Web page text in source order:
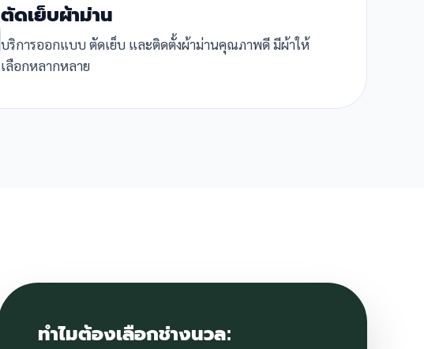
ตัดเย็บผ้าม่าน
บริการออกแบบ ตัดเย็บ และติดตั้งผ้าม่านคุณภาพดี มีผ้าให้
เลือกหลากหลาย
ทำไมต้องเลือกช่างนวล: